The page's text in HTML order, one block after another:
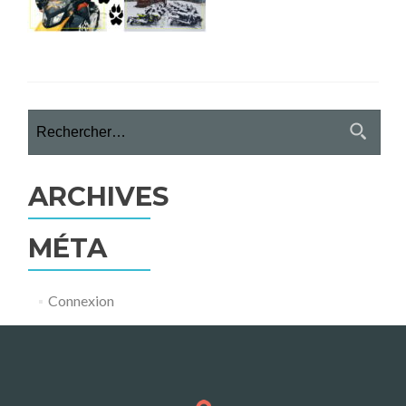
ARCHIVES
MÉTA
Connexion